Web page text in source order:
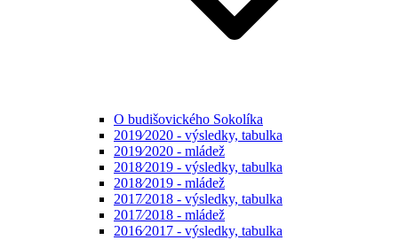
O budišovického Sokolíka
2019⁄2020 - výsledky, tabulka
2019⁄2020 - mládež
2018⁄2019 - výsledky, tabulka
2018⁄2019 - mládež
2017⁄2018 - výsledky, tabulka
2017⁄2018 - mládež
2016⁄2017 - výsledky, tabulka